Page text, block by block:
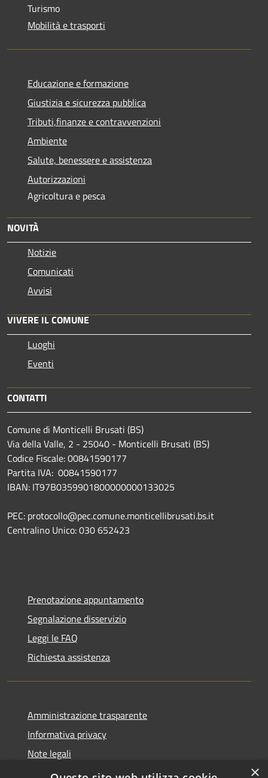
Turismo
Mobilità e trasporti
Educazione e formazione
Giustizia e sicurezza pubblica
Tributi,finanze e contravvenzioni
Ambiente
Salute, benessere e assistenza
Autorizzazioni
Agricoltura e pesca
NOVITÀ
Notizie
Comunicati
Avvisi
VIVERE IL COMUNE
Luoghi
Eventi
CONTATTI
Comune di Monticelli Brusati (BS)
Via della Valle, 2 - 25040 - Monticelli Brusati (BS)
Codice Fiscale: 00841590177
Partita IVA: 00841590177
IBAN: IT97B0359901800000000133025
PEC: protocollo@pec.comune.monticellibrusati.bs.it
Centralino Unico: 030 652423
Prenotazione appuntamento
Segnalazione disservizio
Leggi le FAQ
Richiesta assistenza
Amministrazione trasparente
Informativa privacy
Note legali
Dichiarazione di accessibilità
×